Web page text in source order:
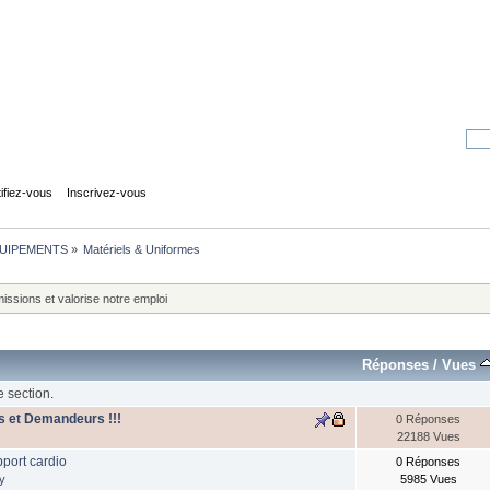
vous Inscrivez-vous
» Matériels & Uniformes
et valorise notre emploi
Réponses /Vues
section.
et Demandeurs !!!
0 Réponses
22188 Vues
cardio
0 Réponses
5985 Vues